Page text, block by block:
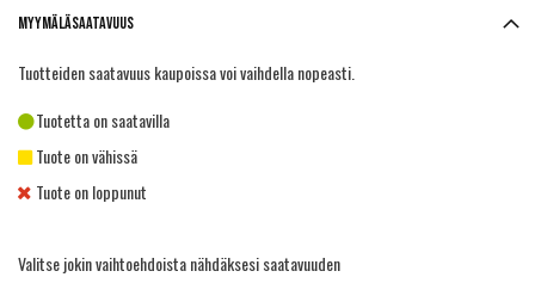
Myymäläsaatavuus
Tuotteiden saatavuus kaupoissa voi vaihdella nopeasti.
Tuotetta on saatavilla
Tuote on vähissä
Tuote on loppunut
Valitse jokin vaihtoehdoista nähdäksesi saatavuuden